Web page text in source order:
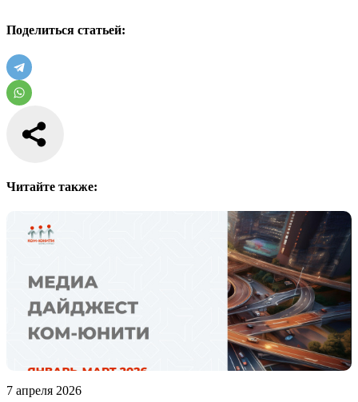
Поделиться статьей:
Читайте также:
7 апреля 2026